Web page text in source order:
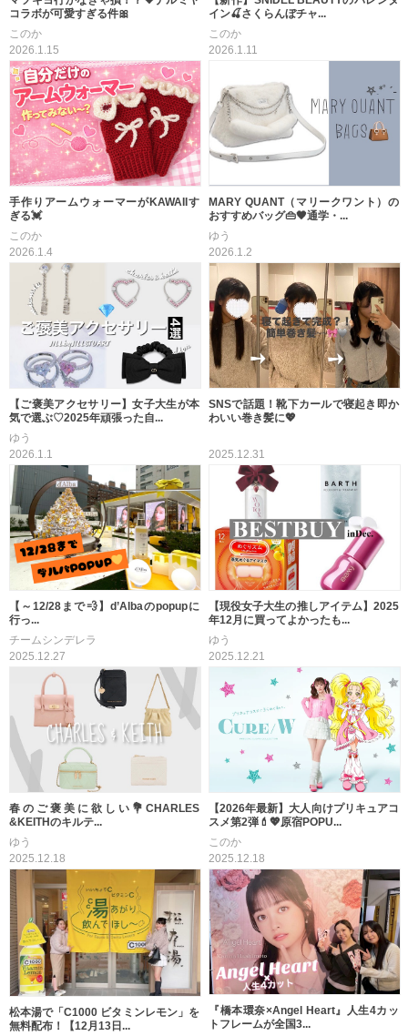
コラボが可愛すぎる件🎀
このか
2026.1.15
イン🍒さくらんぼチャ...
このか
2026.1.11
手作りアームウォーマーがKAWAIIす
ぎる💓
このか
2026.1.4
MARY QUANT（マリークワント）の
おすすめバッグ👜🖤通学・...
ゆう
2026.1.2
【ご褒美アクセサリー】女子大生が本
気で選ぶ♡2025年頑張った自...
ゆう
2026.1.1
SNSで話題！靴下カールで寝起き即か
わいい巻き髪に💖
2025.12.31
【～12/28まで💨】d’Albaのpopupに
行っ...
チームシンデレラ
2025.12.27
【現役女子大生の推しアイテム】2025
年12月に買ってよかったも...
ゆう
2025.12.21
春のご褒美に欲しい💐CHARLES
&KEITHのキルテ...
ゆう
2025.12.18
【2026年最新】大人向けプリキュアコ
スメ第2弾💄💖原宿POPU...
このか
2025.12.18
松本湯で「C1000 ビタミンレモン」を
無料配布！【12月13日...
『橋本環奈×Angel Heart』人生4カッ
トフレームが全国3...